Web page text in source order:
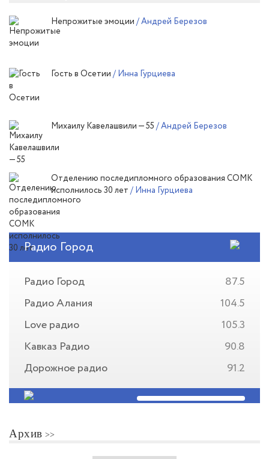
Непрожитые эмоции / Андрей Березов
Гость в Осетии / Инна Гурциева
Михаилу Кавелашвили — 55 / Андрей Березов
Отделению последипломного образования СОМК
исполнилось 30 лет / Инна Гурциева
Радио Город
Радио Город
87.5
Радио Алания
104.5
Love радио
105.3
Кавказ Радио
90.8
Дорожное радио
91.2
Архив